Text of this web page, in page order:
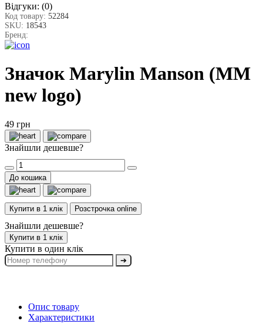
Відгуки: (0)
Код товару: 52284
SKU: 18543
Бренд:
Значок Marylin Manson (MM
new logo)
49 грн
Знайшли дешевше?
До кошика
Купити в 1 клік Розстрочка online
Знайшли дешевше?
Купити в 1 клік
Купити в один клік
➔
Опис товару
Характеристики